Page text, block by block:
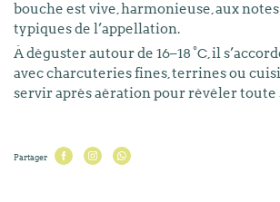
bouche est vive, harmonieuse, aux
typiques de l’appellation.
À déguster autour de 16–18 °C, il
avec charcuteries fines, terrines ou
servir après aération pour révéler toute
Partager